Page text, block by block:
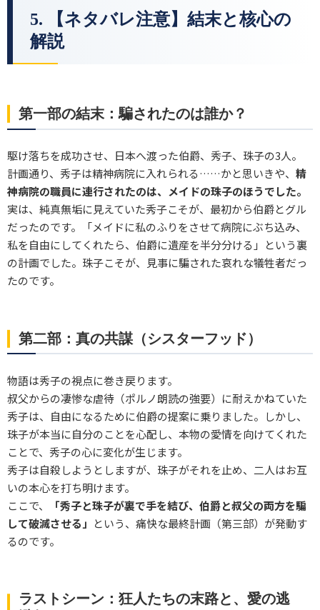
5. 【ネタバレ注意】結末と核心の
解説
第一部の結末：騙されたのは誰か？
駆け落ちを成功させ、日本へ渡った伯爵、秀子、珠子の3人。
計画通り、秀子は精神病院に入れられる……かと思いきや、 精
神病院の職員に連行されたのは、メイドの珠子のほうでした。
実は、純真無垢に見えていた秀子こそが、最初から伯爵とグル
だったのです。「メイドに私のふりをさせて病院にぶち込み、
私を自由にしてくれたら、伯爵に遺産を半分分ける」という裏
の計画でした。珠子こそが、見事に騙された哀れな犠牲者だっ
たのです。
第二部：真の共謀（シスターフッド）
物語は秀子の視点に巻き戻ります。
叔父からの凄惨な虐待（ポルノ朗読の強要）に耐えかねていた
秀子は、自由になるために伯爵の提案に乗りました。しかし、
珠子が本当に自分のことを心配し、本物の愛情を向けてくれた
ことで、秀子の心に変化が生じます。
秀子は自殺しようとしますが、珠子がそれを止め、二人はお互
いの本心を打ち明けます。
ここで、
「秀子と珠子が裏で手を結び、伯爵と叔父の両方を騙
して破滅させる」 という、痛快な最終計画（第三部）が発動す
るのです。
ラストシーン：狂人たちの末路と、愛の逃